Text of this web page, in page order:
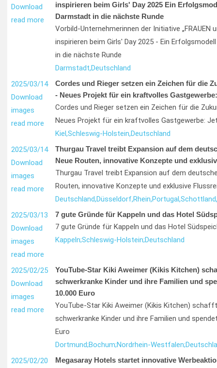
Download
read more
inspirieren beim Girls' Day 2025 Ein
Darmstadt in die nächste Runde
Vorbild-Unternehmerinnen der Initiative „FRAUEN
inspirieren beim Girls' Day 2025 - Ein
in die nächste Runde
Darmstadt,Deutschland
2025/03/14
Download
images
read more
Cordes und Rieger setzen ein Zeichen für die
- Neues Projekt für ein kraftvolles
Cordes und Rieger setzen ein Zeichen für die
Neues Projekt für ein kraftvolles Gastgewerbe:
Kiel,Schleswig-Holstein,Deutschland
2025/03/14
Download
images
read more
Thurgau Travel treibt Expansion auf dem
Neue Routen, innovative Konzepte und
Thurgau Travel treibt Expansion auf dem
Routen, innovative Konzepte und exklusive
Deutschland,Düsseldorf,Rhein,Portugal,Schottland,
2025/03/13
Download
images
read more
7 gute Gründe für Kappeln und das Hotel
7 gute Gründe für Kappeln und das Hotel
Kappeln;Schleswig-Holstein;Deutschland
2025/02/25
Download
images
read more
YouTube-Star Kiki Aweimer (Kikis Kitchen)
schwerkranke Kinder und ihre Familien und
10.000 Euro
YouTube-Star Kiki Aweimer (Kikis Kitchen)
schwerkranke Kinder und ihre Familien und
Euro
Dortmund;Bochum;Nordrhein-Westfalen;
2025/02/20
Megasaray Hotels startet innovative